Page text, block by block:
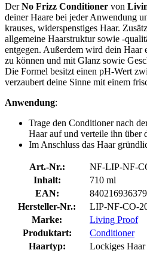
DerNo Frizz Conditioner von
deiner Haare bei jeder Anwendung
krauses, widerspenstiges Haar.
allgemeine Haarstruktur sowie -
entgegen. Außerdem wird dein Haar
zu können und mit Glanz sowie
Die Formel besitzt einen pH-Wert
verzaubert deine Sinne mit einem
Anwendung:
Trage den Conditioner nach
Haar auf und verteile ihn über
Im Anschluss das Haar
Art.-Nr.:
NF-LIP-NF-
Inhalt:
710 ml
EAN:
840216936379
Hersteller-Nr.:
LIP-NF-CO-
Marke:
Living Proof
Produktart:
Conditioner
Haartyp:
Lockiges Haar